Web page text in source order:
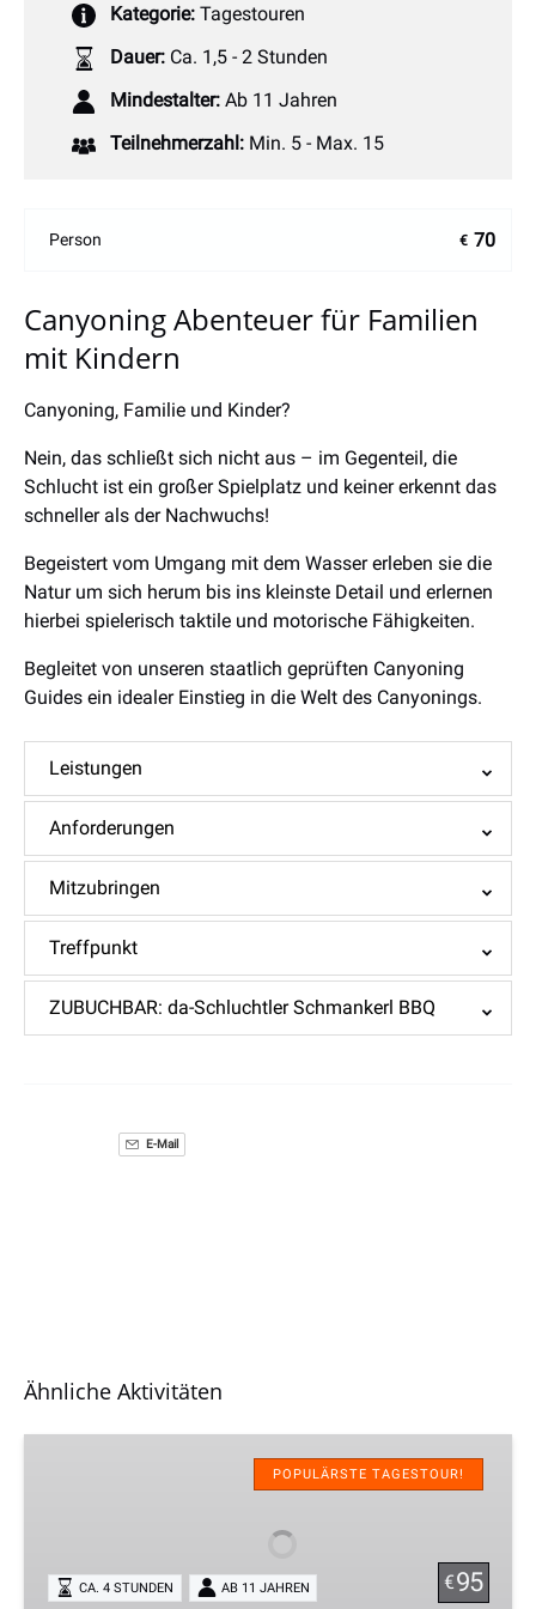
Kategorie: Tagestouren
Dauer: Ca. 1,5 - 2 Stunden
Mindestalter: Ab 11 Jahren
Teilnehmerzahl: Min. 5 - Max. 15
Person € 70
Canyoning Abenteuer für Familien
mit Kindern
Canyoning, Familie und Kinder?
Nein, das schließt sich nicht aus – im Gegenteil, die
Schlucht ist ein großer Spielplatz und keiner erkennt das
schneller als der Nachwuchs!
Begeistert vom Umgang mit dem Wasser erleben sie die
Natur um sich herum bis ins kleinste Detail und erlernen
hierbei spielerisch taktile und motorische Fähigkeiten.
Begleitet von unseren staatlich geprüften Canyoning
Guides ein idealer Einstieg in die Welt des Canyonings.
Leistungen
Anforderungen
Mitzubringen
Treffpunkt
ZUBUCHBAR: da-Schluchtler Schmankerl BBQ
E-Mail
Ähnliche Aktivitäten
POPULÄRSTE TAGESTOUR!
€95
CA. 4 STUNDEN AB 11 JAHREN